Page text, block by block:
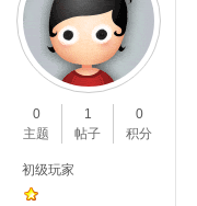
0
主题
1
帖子
0
积分
初级玩家